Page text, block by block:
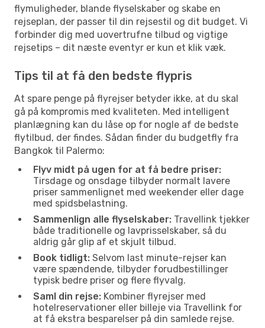
flymuligheder, blande flyselskaber og skabe en
rejseplan, der passer til din rejsestil og dit budget. Vi
forbinder dig med uovertrufne tilbud og vigtige
rejsetips – dit næste eventyr er kun et klik væk.
Tips til at få den bedste flypris
At spare penge på flyrejser betyder ikke, at du skal
gå på kompromis med kvaliteten. Med intelligent
planlægning kan du låse op for nogle af de bedste
flytilbud, der findes. Sådan finder du budgetfly fra
Bangkok til Palermo:
Flyv midt på ugen for at få bedre priser:
Tirsdage og onsdage tilbyder normalt lavere
priser sammenlignet med weekender eller dage
med spidsbelastning.
Sammenlign alle flyselskaber: Travellink tjekker
både traditionelle og lavprisselskaber, så du
aldrig går glip af et skjult tilbud.
Book tidligt: Selvom last minute-rejser kan
være spændende, tilbyder forudbestillinger
typisk bedre priser og flere flyvalg.
Saml din rejse: Kombiner flyrejser med
hotelreservationer eller billeje via Travellink for
at få ekstra besparelser på din samlede rejse.